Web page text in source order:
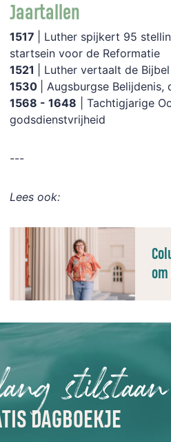
Jaartallen
1517
| Luther spijkert 95
startsein voor de Reformatie
1521
| Luther vertaalt de
1530
| Augsburgse
1568 - 1648 | Tachtigjarige
godsdienstvrijheid
---
Lees ook:
DAGBOEKJE